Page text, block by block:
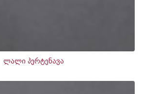
ლალი პერტენავა